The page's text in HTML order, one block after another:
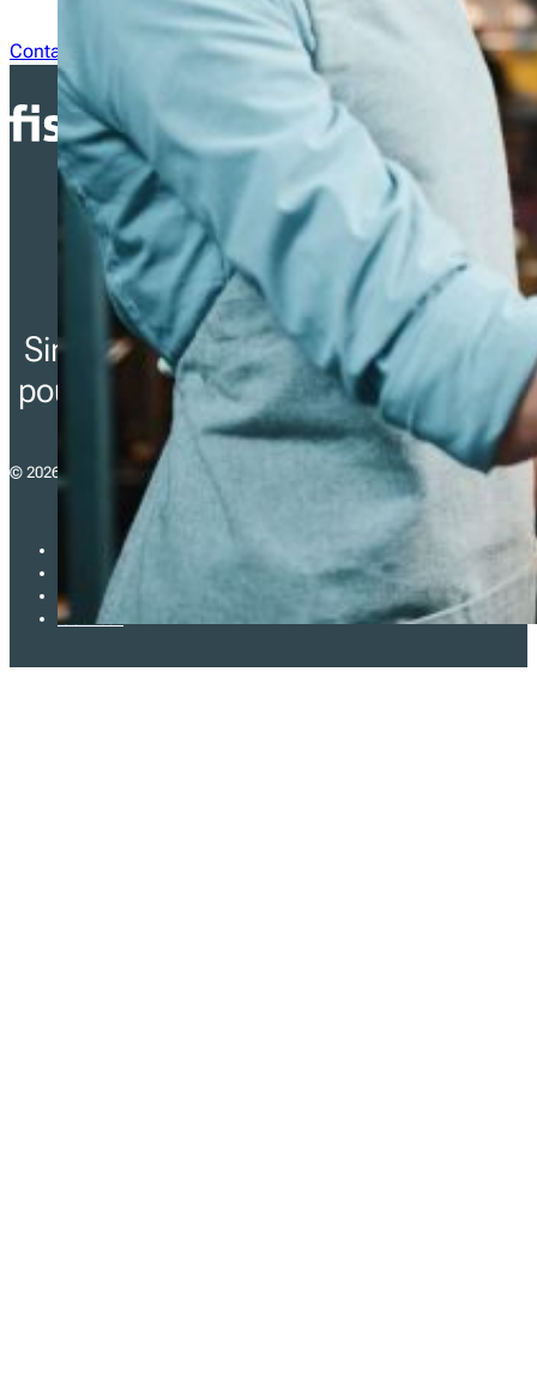
Contactez nous
Simplifier la conformité fiscale
pour les entreprises en Europe.
© 2026 - fiskaltrust consulting gmbh
Mentions légales
Politique de confidentialité
Conditions générales d’utilisation
ISO27001